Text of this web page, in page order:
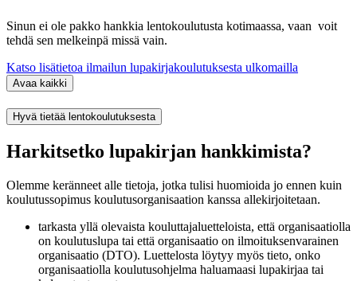
Sinun ei ole pakko hankkia lentokoulutusta kotimaassa, vaan voit
tehdä sen melkeinpä missä vain.
Katso lisätietoa ilmailun lupakirjakoulutuksesta ulkomailla
Avaa kaikki
Hyvä tietää lentokoulutuksesta
Harkitsetko lupakirjan hankkimista?
Olemme keränneet alle tietoja, jotka tulisi huomioida jo ennen kuin
koulutussopimus koulutusorganisaation kanssa allekirjoitetaan.
tarkasta yllä olevaista kouluttajaluetteloista, että organisaatiolla
on koulutuslupa tai että organisaatio on ilmoituksenvarainen
organisaatio (DTO). Luettelosta löytyy myös tieto, onko
organisaatiolla koulutusohjelma haluamaasi lupakirjaa tai